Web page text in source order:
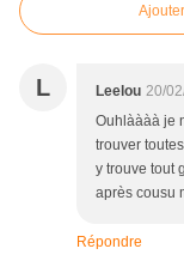
L Leelou 20/
Ouhlàààà je
trouver
y trouve tout
après cousu
Répondre